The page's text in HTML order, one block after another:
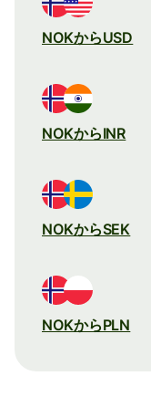
NOKからUSD
NOKからINR
NOKからSEK
NOKからPLN